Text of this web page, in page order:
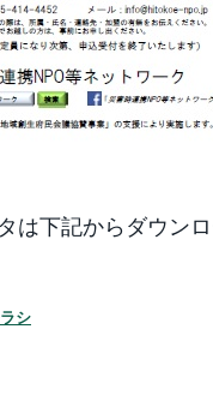
は下記からダウンロ
シ